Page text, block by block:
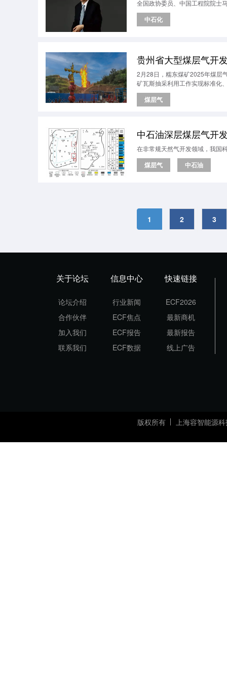
全国政协委员、中国工程院院士
中石化
贵州省大型煤层气开
2月28日，糯东煤矿2025年煤层
矿瓦斯抽采利用工作实现标准化
煤层气
中石油深层煤层气开
在非常规天然气开发领域，我国
煤层气 中石油
1 2 3
关于论坛
论坛介绍
合作伙伴
加入我们
联系我们
信息中心
行业新闻
ECF焦点
ECF报告
ECF数据
快速链接
ECF2026
最新商机
最新报告
线上广告
版权所有 上海容智能源